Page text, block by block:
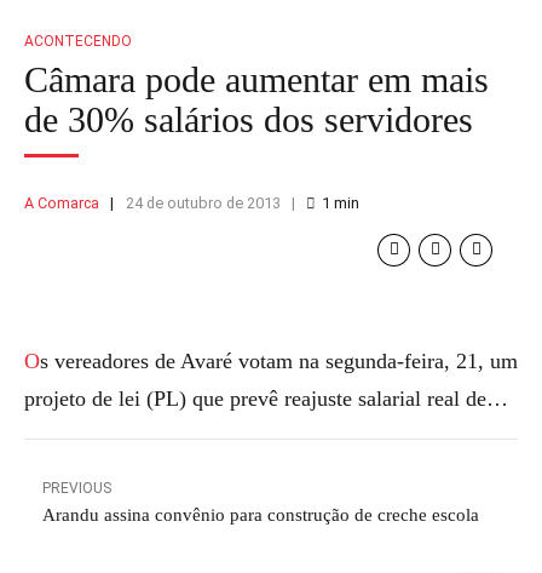
ACONTECENDO
Câmara pode aumentar em mais
de 30% salários dos servidores
A Comarca 24 de outubro de 2013 1 min
Os vereadores de Avaré votam na segunda-feira, 21, um
projeto de lei (PL) que prevê reajuste salarial real de…
PREVIOUS
Arandu assina convênio para construção de creche escola